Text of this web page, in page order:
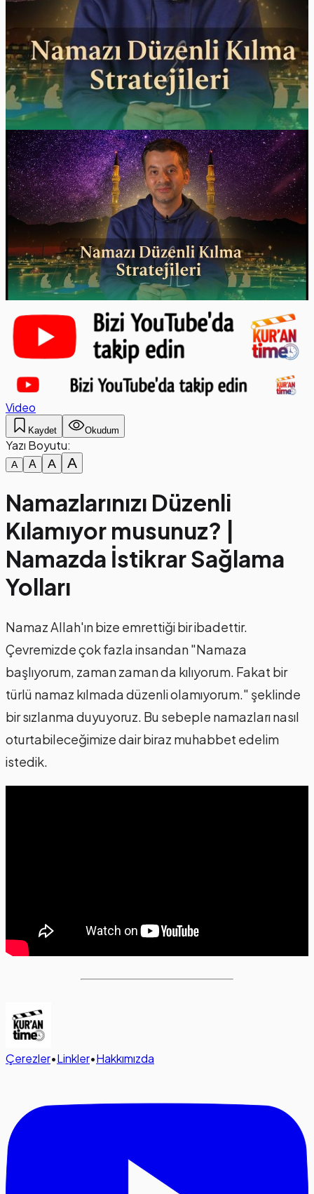
Video
Kaydet Okudum
Yazı Boyutu:
A A A A
Namazlarınızı Düzenli
Kılamıyor musunuz? |
Namazda İstikrar Sağlama
Yolları
Namaz Allah'ın bize emrettiği bir ibadettir.
Çevremizde çok fazla insandan "Namaza
başlıyorum, zaman zaman da kılıyorum. Fakat bir
türlü namaz kılmada düzenli olamıyorum." şeklinde
bir sızlanma duyuyoruz. Bu sebeple namazları nasıl
oturtabileceğimize dair biraz muhabbet edelim
istedik.
Çerezler•Linkler•Hakkımızda